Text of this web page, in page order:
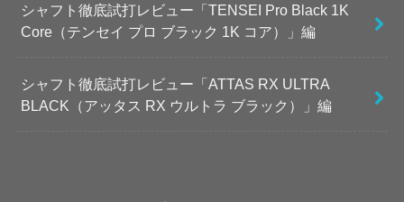
シャフト徹底試打レビュー「TENSEI Pro Black 1K
Core（テンセイ プロ ブラック 1K コア）」編
シャフト徹底試打レビュー「ATTAS RX ULTRA
BLACK（アッタス RX ウルトラ ブラック）」編